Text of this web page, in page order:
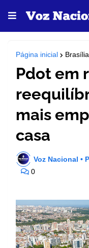
Página inicial Brasília
Pdot em
mais
casa
Voz Nacional •
0